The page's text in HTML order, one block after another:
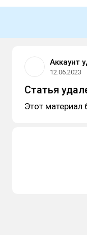
Аккаунт
12.06.2023
Статья
Этот материал